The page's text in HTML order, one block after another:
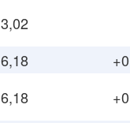
3,02
6,18
6,18